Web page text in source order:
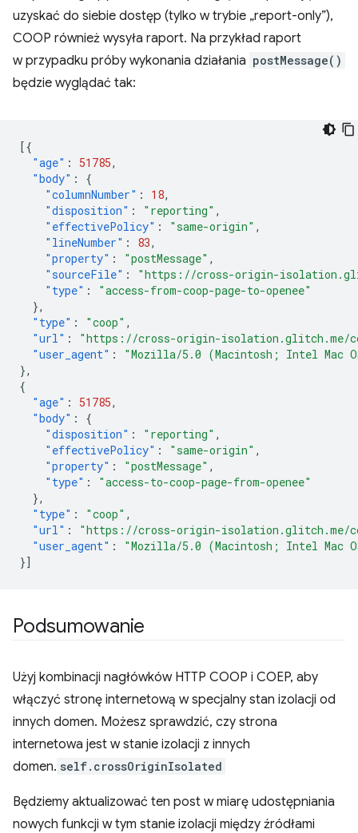
uzyskać do siebie dostęp (tylko w trybie „report-only”),
COOP również wysyła raport. Na przykład raport
w przypadku próby wykonania działania postMessage()
będzie wyglądać tak:
[{
"age" : 51785,
"body" :
{
"columnNumber" : 18,
"disposition" : "reporting" ,
"effectivePolicy" : "same-origin" ,
"lineNumber" : 83,
"property" : "postMessage" ,
"sourceFile" :
"https://cross-origin-
"type" :
"access-from-coop-page-to-openee"
},
"type" : "coop" ,
"url" :
"https://cross-origin-isolation.glitch.me/
"user_agent" :
"Mozilla/5.0 (Macintosh; Intel Mac
},
{
"age" : 51785,
"body" :
{
"disposition" : "reporting" ,
"effectivePolicy" : "same-origin" ,
"property" : "postMessage" ,
"type" :
"access-to-coop-page-from-openee"
},
"type" : "coop" ,
"url" :
"https://cross-origin-isolation.glitch.me/
"user_agent" :
"Mozilla/5.0 (Macintosh; Intel Mac
}]
Podsumowanie
Użyj kombinacji nagłówków HTTP COOP i COEP, aby
włączyć stronę internetową w specjalny stan izolacji od
innych domen. Możesz sprawdzić, czy strona
internetowa jest w stanie izolacji z innych
domen. self.crossOriginIsolated
Będziemy aktualizować ten post w miarę udostępniania
nowych funkcji w tym stanie izolacji między źródłami